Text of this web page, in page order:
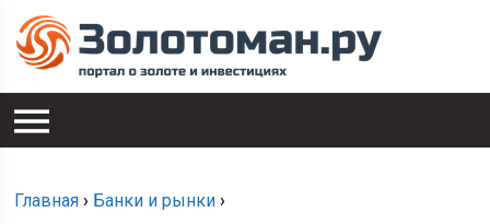
Главная › Банки и рынки ›